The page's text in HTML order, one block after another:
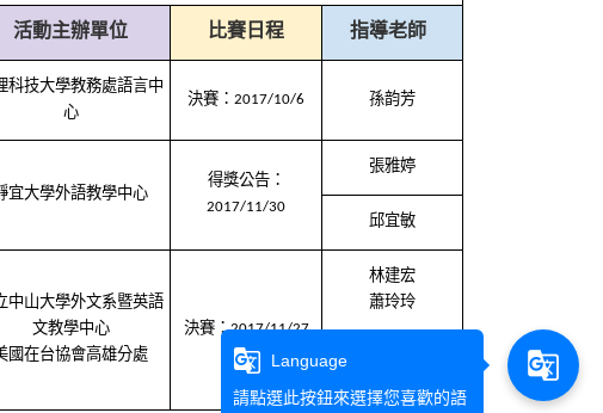
活動主辦單位 比賽日程 指導老師
科技大學教務處語言中
心
決賽： 2017/10/6 孫韵芳
宜大學外語教學中心
得獎公告：
2017/11/30
張雅婷
邱宜敏
中山大學外文系暨英語
文教學中心
國在台協會高雄分處
決賽：2017/11/27
林建宏
蕭玲玲
g_translate
Language
請點選此按鈕來選擇您喜歡的語
g_translate